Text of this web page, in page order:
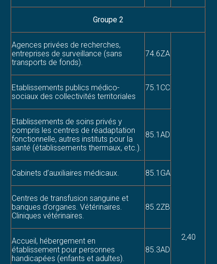
Groupe 2
Agences privées de recherches,
entreprises de surveillance (sans
transports de fonds).
74.6ZA
2,40
Etablissements publics médico-
sociaux des collectivités territoriales
75.1CC
Etablissements de soins privés y
compris les centres de réadaptation
fonctionnelle, autres instituts pour la
santé (établissements thermaux, etc.).
85.1AD
Cabinets d’auxiliaires médicaux. 85.1GA
Centres de transfusion sanguine et
banques d’organes. Vétérinaires.
Cliniques vétérinaires.
85.2ZB
Accueil, hébergement en
établissement pour personnes
handicapées (enfants et adultes).
85.3AD